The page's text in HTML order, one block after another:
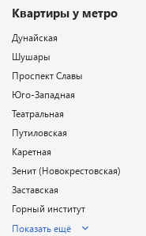
Квартиры у метро
Дунайская
Шушары
Проспект Славы
Юго-Западная
Театральная
Путиловская
Каретная
Зенит (Новокрестовская)
Заставская
Горный институт
Показать ещё